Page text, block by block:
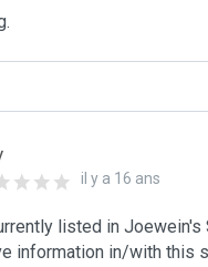
il y a 16 ans
listed in Joewein's
information in/with this